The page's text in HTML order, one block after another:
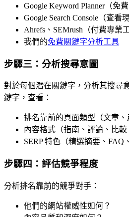
Google Keyword Planner（免費
Google Search Console（查看
Ahrefs、SEMrush（付費專業工
我們的免費關鍵字分析工具
步驟三：分析搜尋意圖
對於每個潛在關鍵字，分析其搜尋
鍵字，查看：
排名靠前的頁面類型（文章、
內容格式（指南、評論、比較
SERP 特色（精選摘要、FAQ
步驟四：評估競爭程度
分析排名靠前的競爭對手：
他們的網站權威性如何？